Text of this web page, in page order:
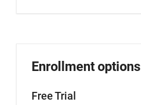
Enrollment options
Free Trial